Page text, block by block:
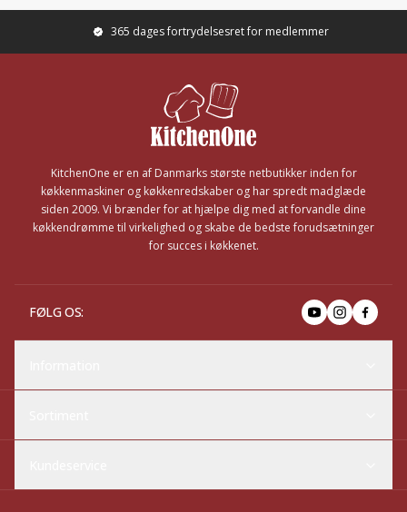
365 dages fortrydelsesret for medlemmer
KitchenOne er en af Danmarks største netbutikker inden for
køkkenmaskiner og køkkenredskaber og har spredt madglæde
siden 2009. Vi brænder for at hjælpe dig med at forvandle dine
køkkendrømme til virkelighed og skabe de bedste forudsætninger
for succes i køkkenet.
FØLG OS: